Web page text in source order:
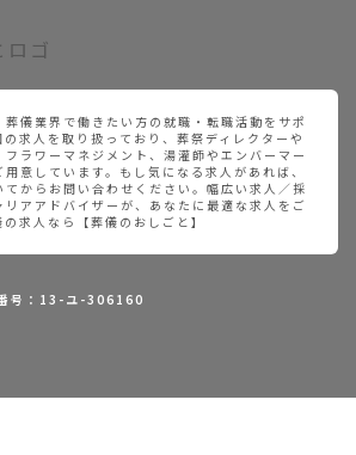
儀業界で働きたい方の就職・転職活動をサポ
求人を取り扱っており、葬祭ディレクターや
ラワーマネジメント、湯灌師やエンバーマー
意しています。もし気になる求人があれば、
てからお問い合わせください。幅広い求人／採
アアドバイザーが、あなたに最適な求人をご
求人なら【葬儀のおしごと】
号：13-ユ-306160